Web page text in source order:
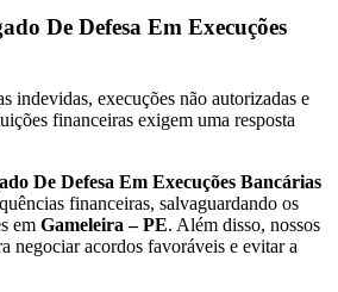
De Defesa Em Execuções
indevidas, execuções não autorizadas e
financeiras exigem uma resposta
De Defesa Em Execuções Bancárias
financeiras, salvaguardando os
em Gameleira – PE. Além disso, nossos
negociar acordos favoráveis e evitar a